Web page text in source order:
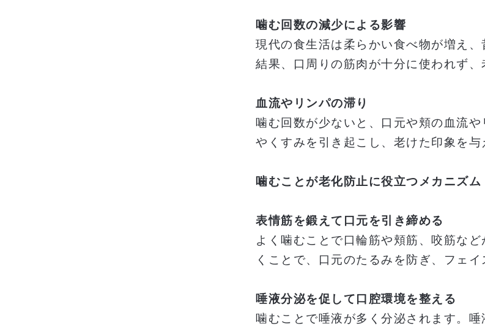
噛む回数の減少による影響
現代の食生活は柔らかい食べ物が増え
結果、口周りの筋肉が十分に使われず、
血流やリンパの滞り
噛む回数が少ないと、口元や頬の血流
やくすみを引き起こし、老けた印象を与
噛むことが老化防止に役立つメカニズム
表情筋を鍛えて口元を引き締める
よく噛むことで口輪筋や頬筋、咬筋な
くことで、口元のたるみを防ぎ、フェ
唾液分泌を促して口腔環境を整える
噛むことで唾液が多く分泌されます。